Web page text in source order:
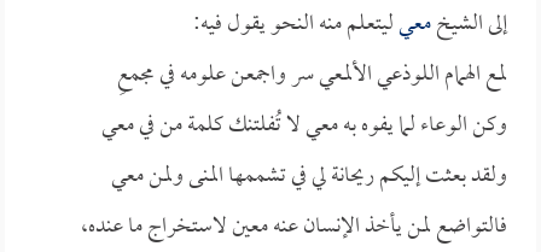
إلى الشيخمعيليتعلم منه النحو يقول فيه:
لمع الهمام اللوذعي الألمعي سر واجمعن علومه في مجمعِ
وكن الوعاء لما يفوه به معي لا تُفلتنك كلمة من في معي
ولقد بعثت إليكم ريحانة لي في تشممها المنى ولمن معي
فالتواضع لمن يأخذ الإنسان عنه معين لاستخراج ما عنده،